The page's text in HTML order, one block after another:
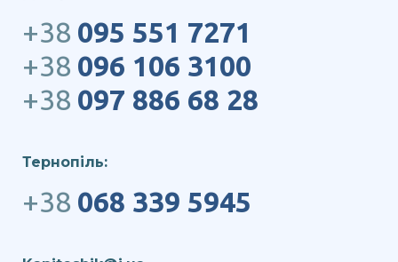
+38 095 551 7271
+38 096 106 3100
+38 097 886 68 28
Тернопіль:
+38 068 339 5945